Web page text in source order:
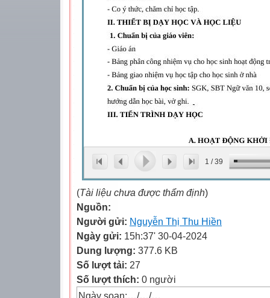
1 /39
(Tài liệu chưa được thẩm định)
Nguồn:
Người gửi: Nguyễn Thị Thu Hiền
Ngày gửi: 15h:37' 30-04-2024
Dung lượng: 377.6 KB
Số lượt tải: 27
Số lượt thích: 0 người
Ngày soạn:…/…/…